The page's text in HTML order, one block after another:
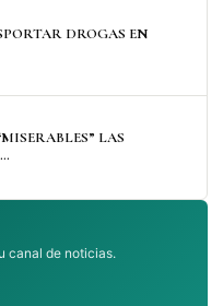
DROGAS EN
LAS
canal de noticias.